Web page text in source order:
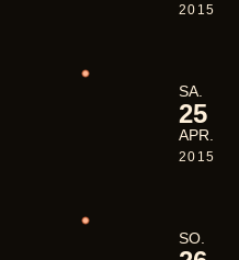
2015
SA.
25
APR.
2015
SO.